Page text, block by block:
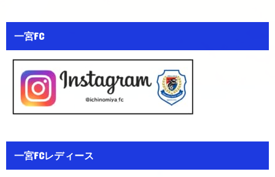
一宮FC
一宮FCレディース